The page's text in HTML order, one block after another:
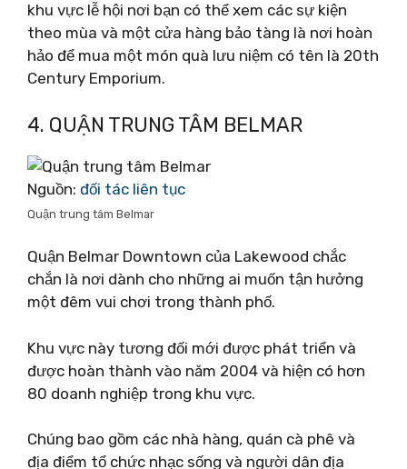
khu vực lễ hội nơi bạn có thể xem các sự kiện
theo mùa và một cửa hàng bảo tàng là nơi hoàn
hảo để mua một món quà lưu niệm có tên là 20th
Century Emporium.
4. QUẬN TRUNG TÂM BELMAR
Nguồn: đối tác liên tục
Quận trung tâm Belmar
Quận Belmar Downtown của Lakewood chắc
chắn là nơi dành cho những ai muốn tận hưởng
một đêm vui chơi trong thành phố.
Khu vực này tương đối mới được phát triển và
được hoàn thành vào năm 2004 và hiện có hơn
80 doanh nghiệp trong khu vực.
Chúng bao gồm các nhà hàng, quán cà phê và
địa điểm tổ chức nhạc sống và người dân địa